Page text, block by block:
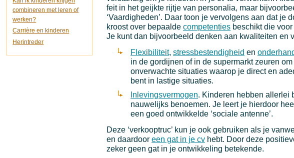
feit in het geijkte rijtje van personalia, maar
‘Vaardigheden’. Daar toon je vervolgens aan dat je
kroost over bepaalde competenties beschikt die
Je kunt dan bijvoorbeeld denken aan kwaliteiten en
Flexibiliteit, stressbestendigheid en
in de gordijnen of in de supermarkt zeuren
onverwachte situaties waarop je direct en
bent in lastige situaties.
Inlevingsvermogen. Kinderen hebben allerlei
nauwelijks benoemen. Je leert je hierdoor
een goed ontwikkelde ‘sociale antenne’.
Deze ‘verkooptruc’ kun je ook gebruiken als je
en daardoor een gat in je cv hebt. Door deze
zeker geen gat in je ontwikkeling betekende.
combineren met leren of
werken?
Carrière en kinderen
Herintreder